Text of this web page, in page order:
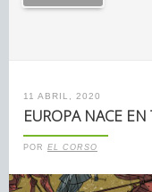
11 ABRIL, 2020
EUROPA NACE EN
POR EL CORSO